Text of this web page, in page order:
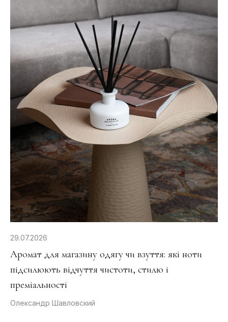
29.07.2026
Аромат для магазину одягу чи взуття: які ноти
підсилюють відчуття чистоти, стилю і
преміальності
Олександр Шавловский